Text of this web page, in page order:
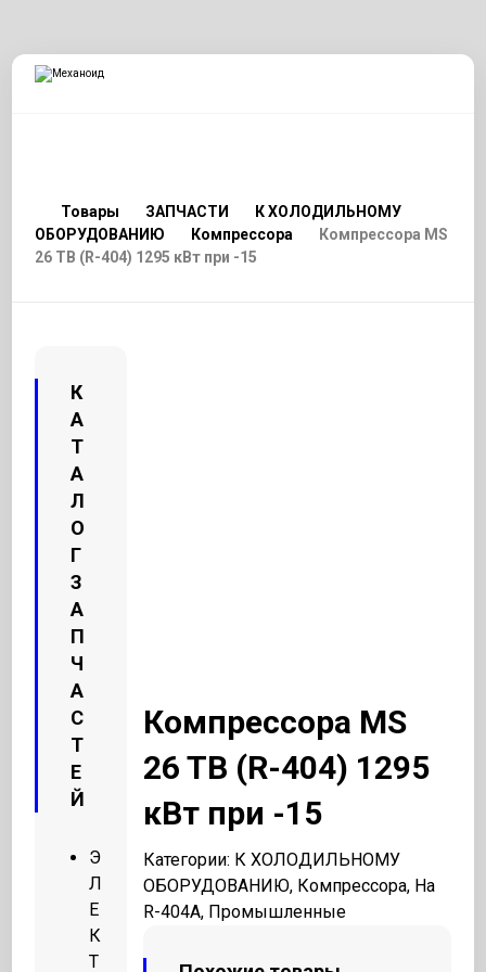
Товары ЗАПЧАСТИ
К ХОЛОДИЛЬНОМУ
ОБОРУДОВАНИЮ
Компрессора
Компрессора MS
26 TB (R-404) 1295 кВт при -15
Компрессора MS
26 TB (R-404) 1295
кВт при -15
Категории: К ХОЛОДИЛЬНОМУ
ОБОРУДОВАНИЮ, Компрессора, На
R-404A, Промышленные
К
А
Т
А
Л
О
Г
З
А
П
Ч
А
С
Т
Е
Й
Э
Л
Е
К
Т